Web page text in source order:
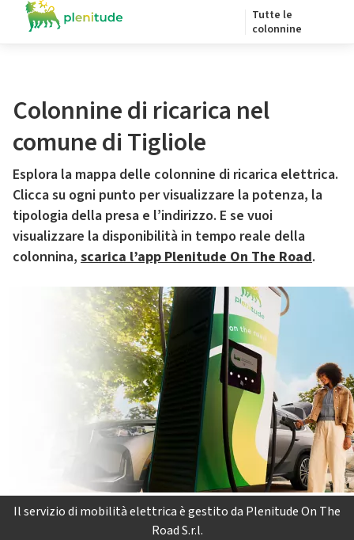
Tutte le
colonnine
Colonnine di ricarica nel
comune di Tigliole
Esplora la mappa delle colonnine di ricarica elettrica.
Clicca su ogni punto per visualizzare la potenza, la
tipologia della presa e l’indirizzo. E se vuoi
visualizzare la disponibilità in tempo reale della
colonnina, scarica l’app Plenitude On The Road.
Il servizio di mobilità elettrica è gestito da Plenitude On The
Road S.r.l.